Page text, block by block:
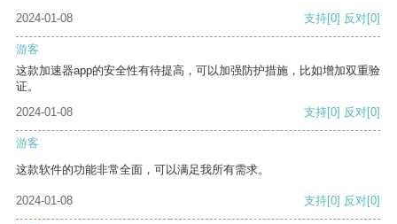
2024-01-08 支持[0] 反对[0]
游客
这款加速器app的安全性有待提高，可以加强防护措施，比如增加双重验
证。
2024-01-08
支持[0] 反对[0]
游客
这款软件的功能非常全面，可以满足我所有需求。
2024-01-08 支持[0] 反对[0]